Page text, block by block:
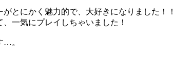
とにかく魅力的で、大好きになりました！！
一気にプレイしちゃいました！
…。